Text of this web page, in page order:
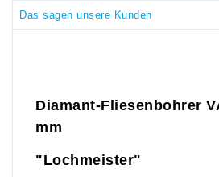
Das sagen unsere Kunden
Diamant-Fliesenbohrer
mm
"Lochmeister"